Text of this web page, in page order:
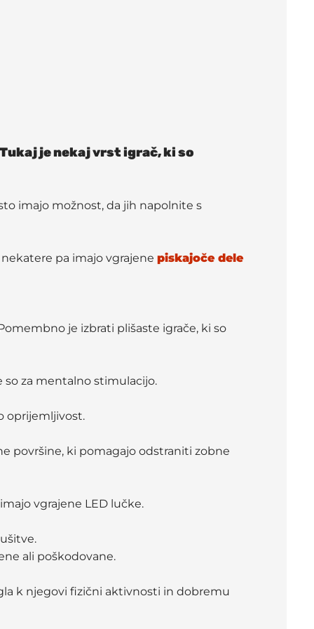
je nekaj vrst igrač, ki so
imajo možnost, da jih napolnite s
nekatere pa imajo vgrajenepiskajoče dele
je izbrati plišaste igrače, ki so
so za mentalno stimulacijo.
oprijemljivost.
površine, ki pomagajo odstraniti zobne
vgrajene LED lučke.
ali poškodovane.
k njegovi fizični aktivnosti in dobremu